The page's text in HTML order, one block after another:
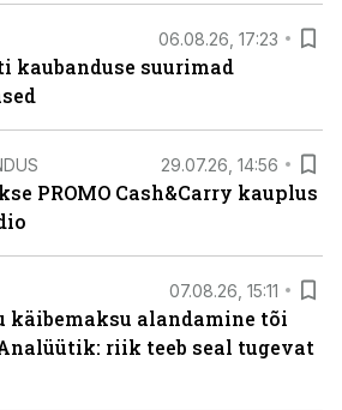
06.08.26, 17:23
kaubanduse suurimad
29.07.26, 14:56
PROMO Cash&Carry kauplus
07.08.26, 15:11
käibemaksu alandamine tõi
riik teeb seal tugevat